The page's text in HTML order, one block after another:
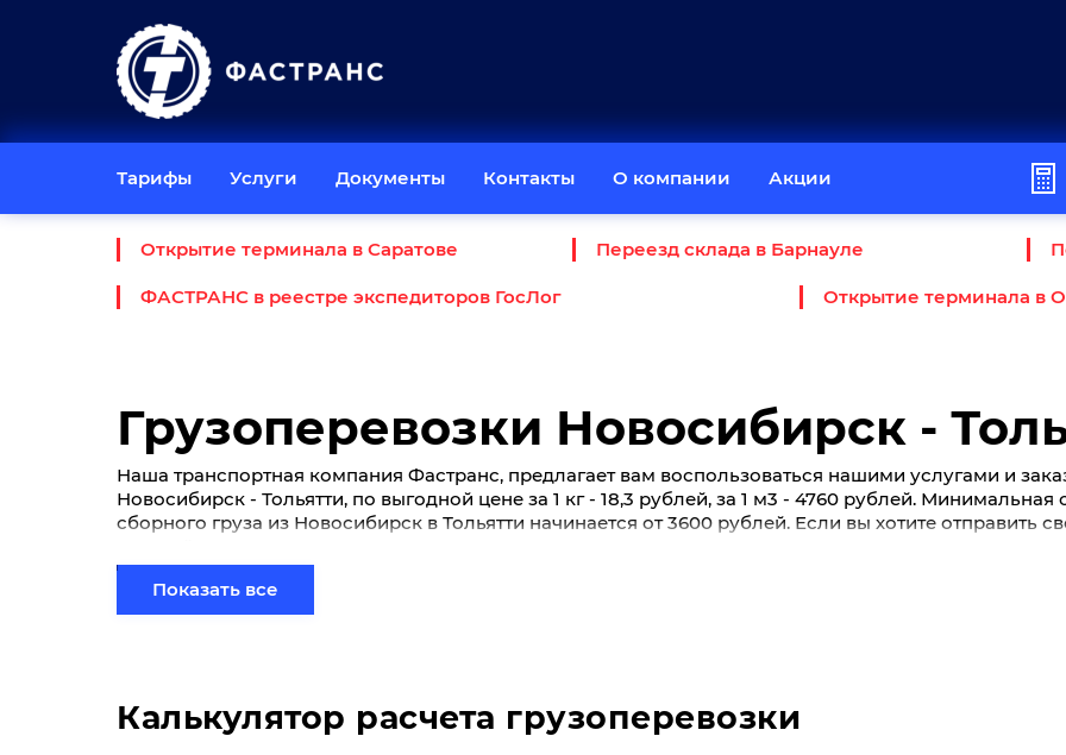
Тарифы Услуги Документы Контакты О компании Акции
Открытие терминала в Саратове Переезд склада в Барнауле
ФАСТРАНС в реестре экспедиторов ГосЛог Открытие терминала в
Грузоперевозки Новосибирск -
Наша транспортная компания Фастранс, предлагает вам воспользоваться нашими услугами и
Новосибирск - Тольятти, по выгодной цене за 1 кг - 18,3 рублей, за 1 м3 - 4760 рублей. Минимальная
сборного груза из Новосибирск в Тольятти начинается от 3600 рублей. Если вы хотите отправить
Показать все
Калькулятор расчета грузоперевозки